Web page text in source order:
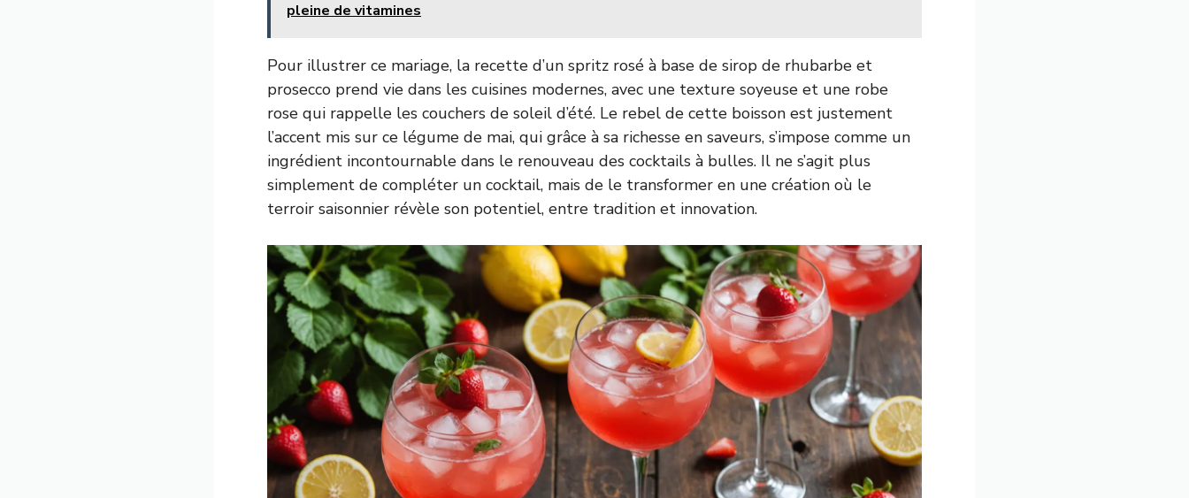
pleine de vitamines
Pour illustrer ce mariage, la recette d’un spritz rosé à base de sirop de rhubarbe et
prosecco prend vie dans les cuisines modernes, avec une texture soyeuse et une robe
rose qui rappelle les couchers de soleil d’été. Le rebel de cette boisson est justement
l’accent mis sur ce légume de mai, qui grâce à sa richesse en saveurs, s’impose comme un
ingrédient incontournable dans le renouveau des cocktails à bulles. Il ne s’agit plus
simplement de compléter un cocktail, mais de le transformer en une création où le
terroir saisonnier révèle son potentiel, entre tradition et innovation.